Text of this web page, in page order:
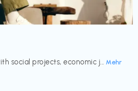
social projects, economic j... Mehr